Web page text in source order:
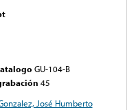
GU-104-B
45
José Humberto